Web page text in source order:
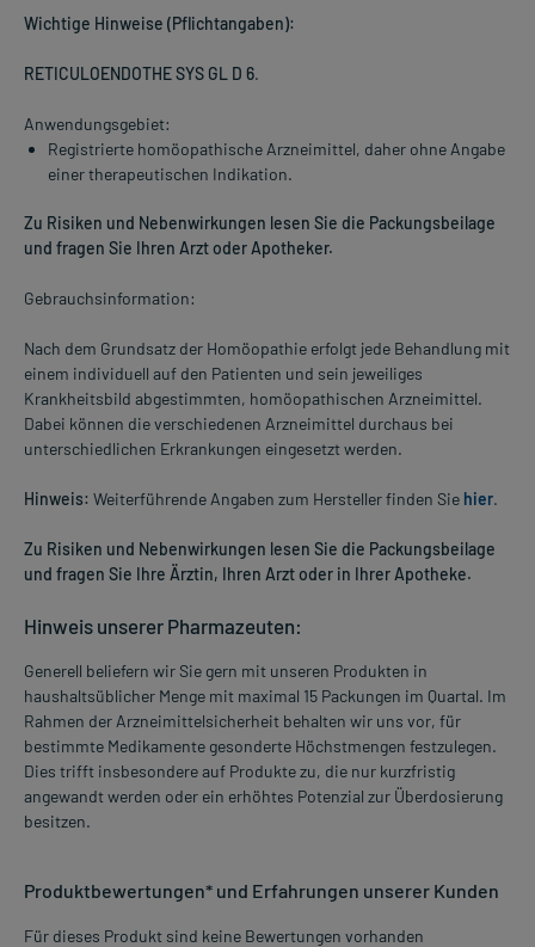
Wichtige Hinweise (Pflichtangaben):
RETICULOENDOTHE SYS GL D 6.
Anwendungsgebiet:
Registrierte homöopathische Arzneimittel, daher ohne Angabe
einer therapeutischen Indikation.
Zu Risiken und Nebenwirkungen lesen Sie die Packungsbeilage
und fragen Sie Ihren Arzt oder Apotheker.
Gebrauchsinformation:
Nach dem Grundsatz der Homöopathie erfolgt jede Behandlung mit
einem individuell auf den Patienten und sein jeweiliges
Krankheitsbild abgestimmten, homöopathischen Arzneimittel.
Dabei können die verschiedenen Arzneimittel durchaus bei
unterschiedlichen Erkrankungen eingesetzt werden.
Hinweis: Weiterführende Angaben zum Hersteller finden Sie hier.
Zu Risiken und Nebenwirkungen lesen Sie die Packungsbeilage
und fragen Sie Ihre Ärztin, Ihren Arzt oder in Ihrer Apotheke.
Hinweis unserer Pharmazeuten:
Generell beliefern wir Sie gern mit unseren Produkten in
haushaltsüblicher Menge mit maximal 15 Packungen im Quartal. Im
Rahmen der Arzneimittelsicherheit behalten wir uns vor, für
bestimmte Medikamente gesonderte Höchstmengen festzulegen.
Dies trifft insbesondere auf Produkte zu, die nur kurzfristig
angewandt werden oder ein erhöhtes Potenzial zur Überdosierung
besitzen.
Produktbewertungen* und Erfahrungen unserer Kunden
Für dieses Produkt sind keine Bewertungen vorhanden